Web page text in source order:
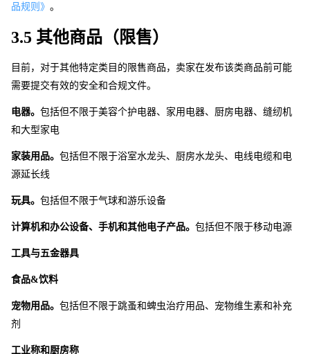
品规则》 。
3.5 其他商品（限售）
目前，对于其他特定类目的限售商品，卖家在发布该类商品前可能
需要提交有效的安全和合规文件。
电器。 包括但不限于美容个护电器、家用电器、厨房电器、缝纫机
和大型家电
家装用品。 包括但不限于浴室水龙头、厨房水龙头、电线电缆和电
源延长线
玩具。 包括但不限于气球和游乐设备
计算机和办公设备、手机和其他电子产品。 包括但不限于移动电源
工具与五金器具
食品&饮料
宠物用品。 包括但不限于跳蚤和蜱虫治疗用品、宠物维生素和补充
剂
工业称和厨房称